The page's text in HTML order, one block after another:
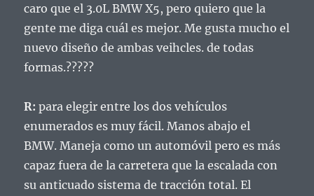
caro que el 3.0L BMW X5, pero quiero que la
gente me diga cuál es mejor. Me gusta mucho el
nuevo diseño de ambas veihcles. de todas
formas.?????
R: para elegir entre los dos vehículos
enumerados es muy fácil. Manos abajo el
BMW. Maneja como un automóvil pero es más
capaz fuera de la carretera que la escalada con
su anticuado sistema de tracción total. El